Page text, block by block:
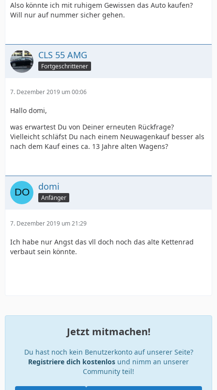
Also könnte ich mit ruhigem Gewissen das Auto kaufen?
Will nur auf nummer sicher gehen.
CLS 55 AMG
Fortgeschrittener
7. Dezember 2019 um 00:06
Hallo domi,
was erwartest Du von Deiner erneuten Rückfrage?
Vielleicht schläfst Du nach einem Neuwagenkauf besser als
nach dem Kauf eines ca. 13 Jahre alten Wagens?
domi
Anfänger
7. Dezember 2019 um 21:29
Ich habe nur Angst das vll doch noch das alte Kettenrad
verbaut sein könnte.
Jetzt mitmachen!
Du hast noch kein Benutzerkonto auf unserer Seite?
Registriere dich kostenlos und nimm an unserer
Community teil!